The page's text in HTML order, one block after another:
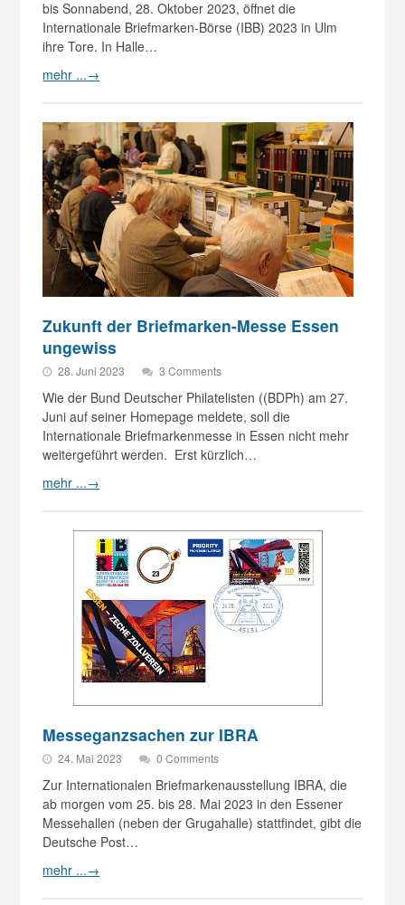
bis Sonnabend, 28. Oktober 2023, öffnet die
Internationale Briefmarken-Börse (IBB) 2023 in Ulm
ihre Tore. In Halle…
mehr ...→
Zukunft der Briefmarken-Messe Essen
ungewiss
28. Juni 2023 3 Comments
Wie der Bund Deutscher Philatelisten ((BDPh) am 27.
Juni auf seiner Homepage meldete, soll die
Internationale Briefmarkenmesse in Essen nicht mehr
weitergeführt werden. Erst kürzlich…
mehr ...→
Messeganzsachen zur IBRA
24. Mai 2023 0 Comments
Zur Internationalen Briefmarkenausstellung IBRA, die
ab morgen vom 25. bis 28. Mai 2023 in den Essener
Messehallen (neben der Grugahalle) stattfindet, gibt die
Deutsche Post…
mehr ...→